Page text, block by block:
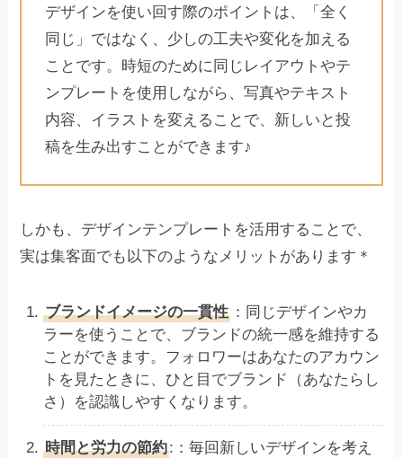
デザインを使い回す際のポイントは、「全く
同じ」ではなく、少しの工夫や変化を加える
ことです。時短のために同じレイアウトやテ
ンプレートを使用しながら、写真やテキスト
内容、イラストを変えることで、新しいと投
稿を生み出すことができます♪
しかも、デザインテンプレートを活用することで、
実は集客面でも以下のようなメリットがあります＊
ブランドイメージの一貫性：同じデザインやカ
ラーを使うことで、ブランドの統一感を維持する
ことができます。フォロワーはあなたのアカウン
トを見たときに、ひと目でブランド（あなたらし
さ）を認識しやすくなります。
時間と労力の節約:：毎回新しいデザインを考え